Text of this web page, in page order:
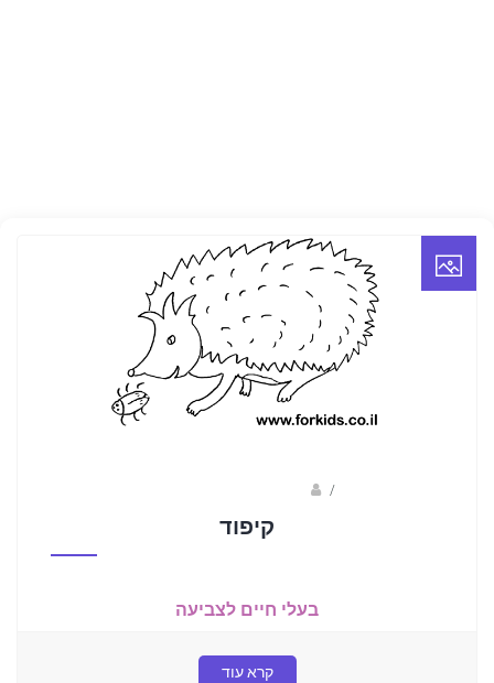
/
קיפוד
בעלי חיים לצביעה
קרא עוד